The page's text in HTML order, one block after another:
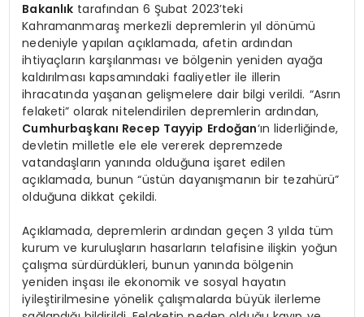
Bakanlık tarafından 6 Şubat 2023’teki
Kahramanmaraş merkezli depremlerin yıl dönümü
nedeniyle yapılan açıklamada, afetin ardından
ihtiyaçların karşılanması ve bölgenin yeniden ayağa
kaldırılması kapsamındaki faaliyetler ile illerin
ihracatında yaşanan gelişmelere dair bilgi verildi. “Asrın
felaketi” olarak nitelendirilen depremlerin ardından,
Cumhurbaşkanı Recep Tayyip Erdoğan‘ın liderliğinde,
devletin milletle ele ele vererek depremzede
vatandaşların yanında olduğuna işaret edilen
açıklamada, bunun “üstün dayanışmanın bir tezahürü”
olduğuna dikkat çekildi.
Açıklamada, depremlerin ardından geçen 3 yılda tüm
kurum ve kuruluşların hasarların telafisine ilişkin yoğun
çalışma sürdürdükleri, bunun yanında bölgenin
yeniden inşası ile ekonomik ve sosyal hayatın
iyileştirilmesine yönelik çalışmalarda büyük ilerleme